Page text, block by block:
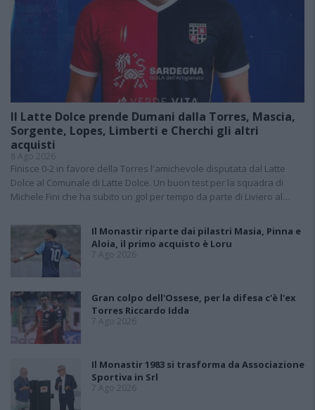
Il Latte Dolce prende Dumani dalla Torres, Mascia,
Sorgente, Lopes, Limberti e Cherchi gli altri
acquisti
8 Ago 2026
Finisce 0-2 in favore della Torres l'amichevole disputata dal Latte
Dolce al Comunale di Latte Dolce. Un buon test per la squadra di
Michele Fini che ha subito un gol per tempo da parte di Liviero al…
Il Monastir riparte dai pilastri Masia, Pinna e
Aloia, il primo acquisto è Loru
7 Ago 2026
Gran colpo dell'Ossese, per la difesa c'è l'ex
Torres Riccardo Idda
7 Ago 2026
Il Monastir 1983 si trasforma da Associazione
Sportiva in Srl
7 Ago 2026